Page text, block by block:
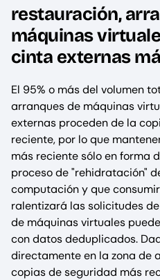
restauración,
máquinas
cinta externas
El 95% o más del volumen
arranques de máquinas
externas proceden de la
reciente, por lo que
más reciente sólo en forma
proceso de "rehidratación"
computación y que
ralentizará las solicitudes
de máquinas virtuales
con datos deduplicados.
directamente en la zona de
copias de seguridad más